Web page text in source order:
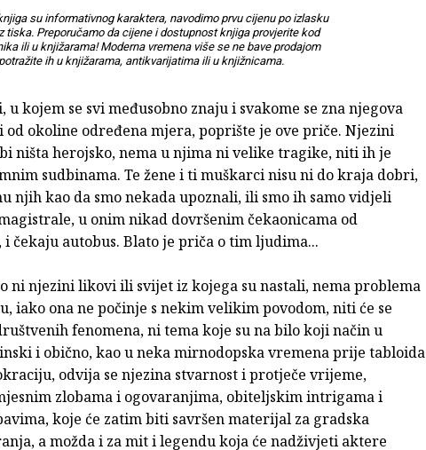
su informativnog karaktera, navodimo prvu cijenu po izlasku
tiska. Preporučamo da cijene i dostupnost knjiga provjerite kod
ili u knjižarama! Moderna vremena više se ne bave prodajom
ih u knjižarama, antikvarijatima ili u knjižnicama.
kojem se svi međusobno znaju i svakome se zna njegova
od okoline određena mjera, poprište je ove priče. Njezini
ništa herojsko, nema u njima ni velike tragike, niti ih je
sudbinama. Te žene i ti muškarci nisu ni do kraja dobri,
njih kao da smo nekada upoznali, ili smo ih samo vidjeli
u onim nikad dovršenim čekaonicama od
čekaju autobus. Blato je priča o tim ljudima...
ni njezini likovi ili svijet iz kojega su nastali, nema problema
iako ona ne počinje s nekim velikim povodom, niti će se
fenomena, ni tema koje su na bilo koji način u
i obično, kao u neka mirnodopska vremena prije tabloida
odvija se njezina stvarnost i protječe vrijeme,
zlobama i ogovaranjima, obiteljskim intrigama i
koje će zatim biti savršen materijal za gradska
a možda i za mit i legendu koja će nadživjeti aktere